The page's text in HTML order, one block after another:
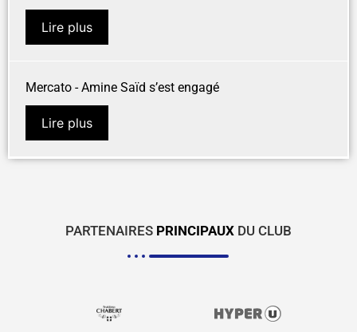
Lire plus
Mercato - Amine Saïd s’est engagé
Lire plus
PARTENAIRES PRINCIPAUX DU CLUB